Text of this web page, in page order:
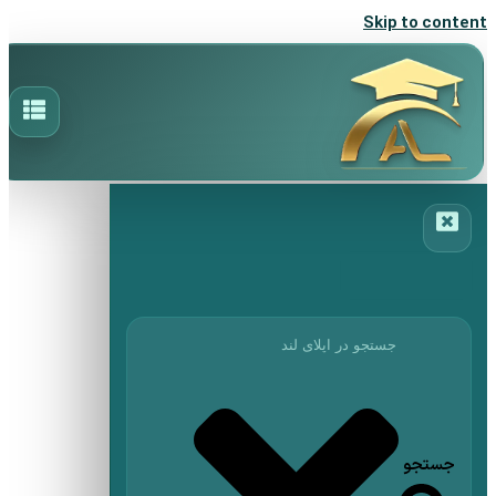
Skip to content
جستجو